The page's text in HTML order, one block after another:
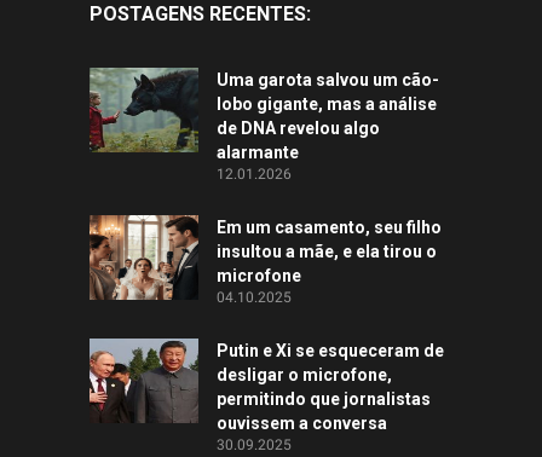
POSTAGENS RECENTES:
Uma garota salvou um cão-
lobo gigante, mas a análise
de DNA revelou algo
alarmante
12.01.2026
Em um casamento, seu filho
insultou a mãe, e ela tirou o
microfone
04.10.2025
Putin e Xi se esqueceram de
desligar o microfone,
permitindo que jornalistas
ouvissem a conversa
30.09.2025